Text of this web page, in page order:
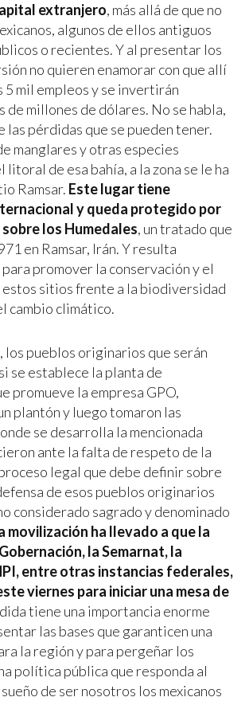
extranjero, más allá de que no
algunos de ellos antiguos
o recientes. Y al presentar los
no quieren enamorar con que allí
5 mil empleos y se invertirán
de millones de dólares. No se habla,
las pérdidas que se pueden tener.
manglares y otras especies
litoral de esa bahía, a la zona se le ha
Ramsar. Este lugar tiene
y queda protegido por
los Humedales, un tratado que
en Ramsar, Irán. Y resulta
promover la conservación y el
estos sitios frente a la biodiversidad
cambio climático.
los pueblos originarios que serán
se establece la planta de
promueve la empresa GPO,
plantón y luego tomaron las
se desarrolla la mencionada
ante la falta de respeto de la
legal que debe definir sobre
de esos pueblos originarios
considerado sagrado y denominado
movilización ha llevado a que la
la Semarnat, la
entre otras instancias federales,
viernes para iniciar una mesa de
tiene una importancia enorme
las bases que garanticen una
la región y para pergeñar los
política pública que responda al
de ser nosotros los mexicanos